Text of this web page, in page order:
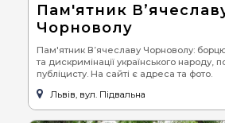
Пам'ятник
Чорноволу
Пам'ятник В’ячеславу Чорноволу:
та дискримінації українського народу,
публіцисту. На сайті є адреса та фото.
Львів, вул. Підвальна